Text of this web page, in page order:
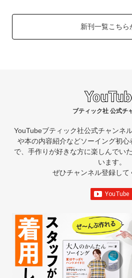
新刊一覧こちら
ブティック社 公式チ
YouTubeブティック社公式チャンネ
や本の内容紹介などソーイング初心
で、手作りが好きな方に楽しんでい
います。
ぜひチャンネル登録して